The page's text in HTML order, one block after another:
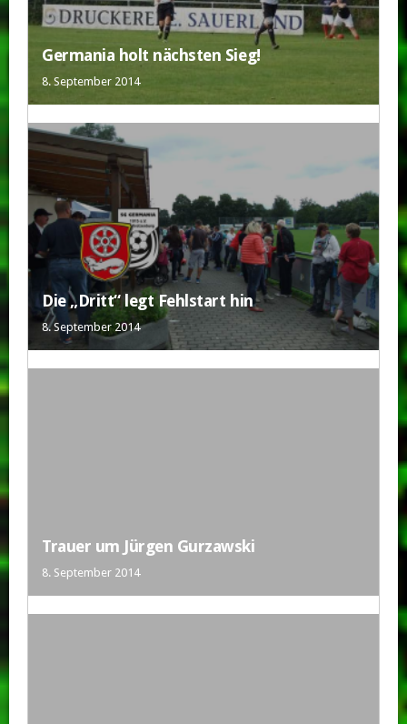
Germania holt nächsten Sieg!
8. September 2014
Die „Dritt“ legt Fehlstart hin
8. September 2014
Trauer um Jürgen Gurzawski
8. September 2014